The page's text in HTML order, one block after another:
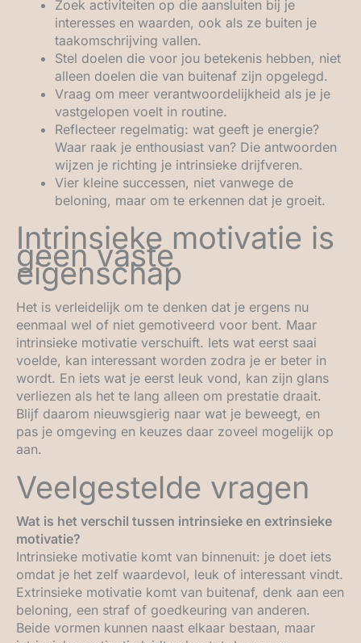
Zoek activiteiten op die aansluiten bij je
interesses en waarden, ook als ze buiten je
taakomschrijving vallen.
Stel doelen die voor jou betekenis hebben, niet
alleen doelen die van buitenaf zijn opgelegd.
Vraag om meer verantwoordelijkheid als je je
vastgelopen voelt in routine.
Reflecteer regelmatig: wat geeft je energie?
Waar raak je enthousiast van? Die antwoorden
wijzen je richting je intrinsieke drijfveren.
Vier kleine successen, niet vanwege de
beloning, maar om te erkennen dat je groeit.
Intrinsieke motivatie is
geen vaste
eigenschap
Het is verleidelijk om te denken dat je ergens nu
eenmaal wel of niet gemotiveerd voor bent. Maar
intrinsieke motivatie verschuift. Iets wat eerst saai
voelde, kan interessant worden zodra je er beter in
wordt. En iets wat je eerst leuk vond, kan zijn glans
verliezen als het te lang alleen om prestatie draait.
Blijf daarom nieuwsgierig naar wat je beweegt, en
pas je omgeving en keuzes daar zoveel mogelijk op
aan.
Veelgestelde vragen
Wat is het verschil tussen intrinsieke en extrinsieke
motivatie?
Intrinsieke motivatie komt van binnenuit: je doet iets
omdat je het zelf waardevol, leuk of interessant vindt.
Extrinsieke motivatie komt van buitenaf, denk aan een
beloning, een straf of goedkeuring van anderen.
Beide vormen kunnen naast elkaar bestaan, maar